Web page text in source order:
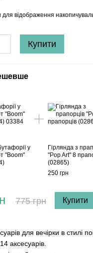
для відображення
Купити
у
"Boom"
Гірлянда з
"Pop Art" 8
(02865)
250 грн
775 грн
Купити
для вечірки в стилі
аксесуарів.